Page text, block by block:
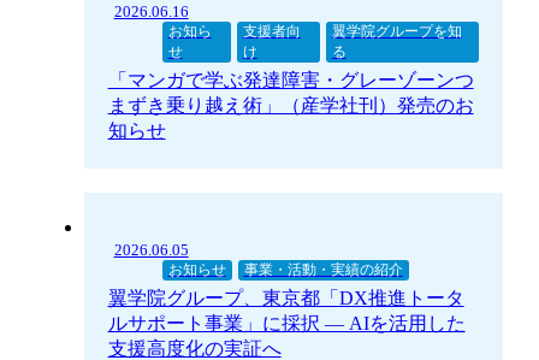
2026.06.16
お知ら
せ
支援者向
け
翼学院グループを知
る
「マンガで学ぶ発達障害・グレーゾーンつ
まずき乗り越え術」（産学社刊）発売のお
知らせ
2026.06.05
お知らせ 事業・活動・実績の紹介
翼学院グループ、東京都「DX推進トータ
ルサポート事業」に採択 ― AIを活用した
支援高度化の実証へ